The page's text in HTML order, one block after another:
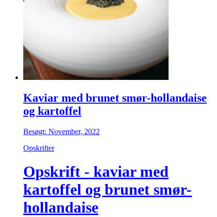
Kaviar med brunet smør-hollandaise
og kartoffel
Besøgt: November, 2022
Opskrifter
Opskrift - kaviar med
kartoffel og brunet smør-
hollandaise